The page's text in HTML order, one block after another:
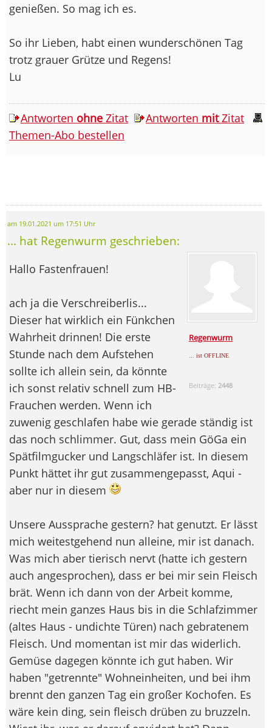
genießen. So mag ich es.
So ihr Lieben, habt einen wunderschönen Tag
trotz grauer Grütze und Regens!
Lu
Antworten ohne Zitat Antworten mitZitat
Themen-Abo bestellen
am 19.01.2021 um 17:51 Uhr
... hat Regenwurm geschrieben:
Regenwurm
... ist OFFLINE
Beiträge: 2448
Hallo Fastenfrauen!
ach ja die Verschreiberlis...
Dieser hat wirklich ein Fünkchen
Wahrheit drinnen! Die erste
Stunde nach dem Aufstehen
sollte ich allein sein, da könnte
ich sonst relativ schnell zum HB-
Frauchen werden. Wenn ich
zuwenig geschlafen habe wie gerade ständig ist
das noch schlimmer. Gut, dass mein GöGa ein
Spätfilmgucker und Langschläfer ist. In diesem
Punkt hättet ihr gut zusammengepasst, Aqui -
aber nur in diesem
Unsere Aussprache gestern? hat genutzt. Er lässt
mich weitestgehend nun alleine, mir ist danach.
Was mich aber tierisch nervt (hatte ich gestern
auch angesprochen), dass er bei mir sein Fleisch
brät. Wenn ich dann von der Arbeit komme,
riecht mein ganzes Haus bis in die Schlafzimmer
(altes Haus - undichte Türen) nach gebratenem
Fleisch. Und momentan ist mir das widerlich.
Gemüse dagegen könnte ich gut haben. Wir
haben "getrennte" Wohneinheiten, und bei ihm
brennt den ganzen Tag ein großer Kochofen. Es
wäre kein ding, sein fleisch drüben zu bruzzeln.